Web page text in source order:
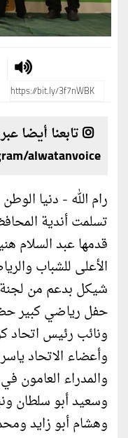
تابعنا أيضا
alwatanvoice
رام الله - دنيا الوطن
تسلمت أندية
قدمها عبد السلام
شيكل بدعم من
حفل رياضي كبير
ونائب رئيس اتحاد
وأعضاء الاتحاد
والمدراء العامون
وسعيد أبو سلطان
وهشام أبو زايد